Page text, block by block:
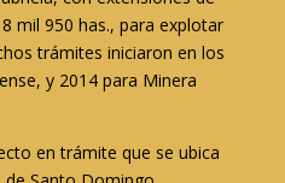
mil 950 has., para explotar
trámites iniciaron en los
y 2014 para Minera
en trámite que se ubica